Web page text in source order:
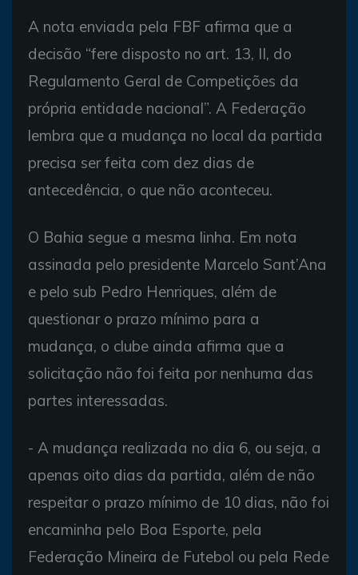
A nota enviada pela FBF afirma que a
decisão “fere disposto no art. 13, II, do
Regulamento Geral de Competições da
própria entidade nacional”. A Federação
lembra que a mudança no local da partida
precisa ser feita com dez dias de
antecedência, o que não aconteceu.
O Bahia segue a mesma linha. Em nota
assinada pelo presidente Marcelo Sant’Ana
e pelo sub Pedro Henriques, além de
questionar o prazo mínimo para a
mudança, o clube ainda afirma que a
solicitação não foi feita por nenhuma das
partes interessadas.
- A mudança realizada no dia 6, ou seja, a
apenas oito dias da partida, além de não
respeitar o prazo mínimo de 10 dias, não foi
encaminha pelo Boa Esporte, pela
Federação Mineira de Futebol ou pela Rede